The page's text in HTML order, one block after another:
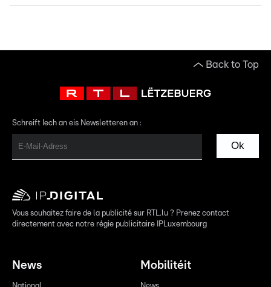
Back to Top
Schreift Iech an eis Newsletteren an :
Ok
Vous souhaitez faire de la publicité sur RTL.lu ? Prenez contact
directement avec notre régie publicitaire IPLuxembourg
News Mobilitéit